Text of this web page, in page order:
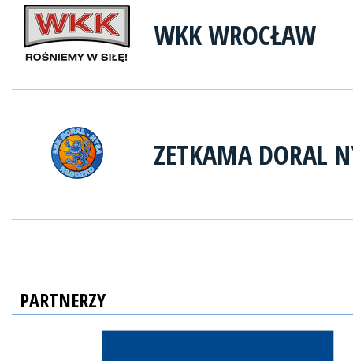
WKK WROCŁAW
ZETKAMA DORAL
PARTNERZY